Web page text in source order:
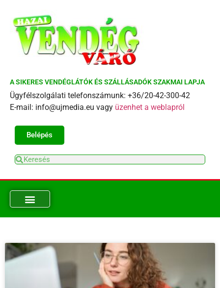
A SIKERES VENDÉGLÁTÓK ÉS SZÁLLÁSADÓK SZAKMAI LAPJA
Ügyfélszolgálati telefonszámunk: +36/20-42-300-42
E-mail: info@ujmedia.eu vagy üzenhet a weblapról
Belépés